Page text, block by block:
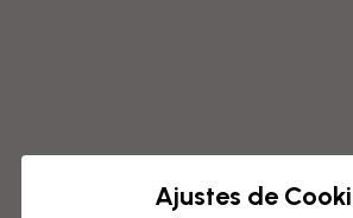
Ajustes de